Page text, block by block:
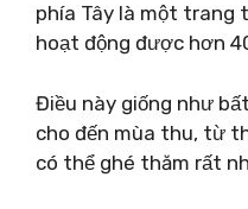
phía Tây là một trang
hoạt động được hơn
Điều này giống như
cho đến mùa thu, từ
có thể ghé thăm rất